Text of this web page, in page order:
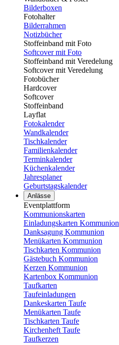
Bilderboxen
Fotohalter
Bilderrahmen
Notizbücher
Stoffeinband mit Foto
Softcover mit Foto
Stoffeinband mit Veredelung
Softcover mit Veredelung
Fotobücher
Hardcover
Softcover
Stoffeinband
Layflat
Fotokalender
Wandkalender
Tischkalender
Familienkalender
Terminkalender
Küchenkalender
Jahresplaner
Geburtstagskalender
Anlässe
Eventplattform
Kommunionskarten
Einladungskarten Kommunion
Danksagung Kommunion
Menükarten Kommunion
Tischkarten Kommunion
Gästebuch Kommunion
Kerzen Kommunion
Kartenbox Kommunion
Taufkarten
Taufeinladungen
Dankeskarten Taufe
Menükarten Taufe
Tischkarten Taufe
Kirchenheft Taufe
Taufkerzen